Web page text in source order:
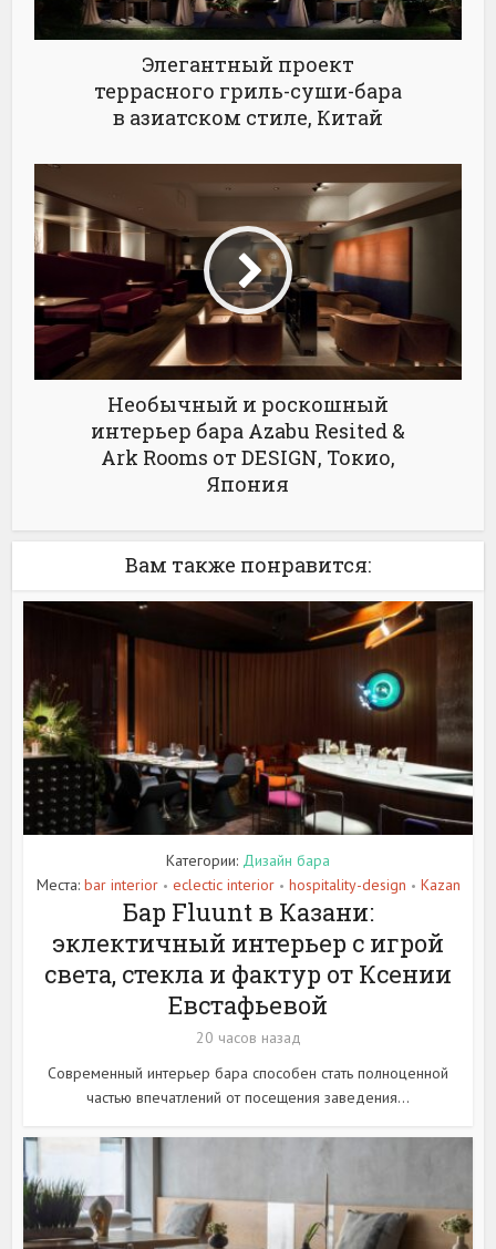
Элегантный проект
террасного гриль-суши-бара
в азиатском стиле, Китай
Необычный и роскошный
интерьер бара Azabu Resited &
Ark Rooms от DESIGN, Токио,
Япония
Вам также понравится:
Категории: Дизайн бара
Места: bar interior • eclectic interior • hospitality-design • Kazan
Бар Fluunt в Казани:
эклектичный интерьер с игрой
света, стекла и фактур от Ксении
Евстафьевой
20 часов назад
Современный интерьер бара способен стать полноценной
частью впечатлений от посещения заведения...